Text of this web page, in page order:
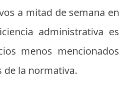
a mitad de semana en
administrativa es
menos mencionados
de la normativa.